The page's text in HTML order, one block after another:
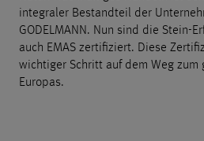
integraler Bestandteil der
GODELMANN. Nun sind die Stein-
auch EMAS zertifiziert. Diese
wichtiger Schritt auf dem Weg
Europas.